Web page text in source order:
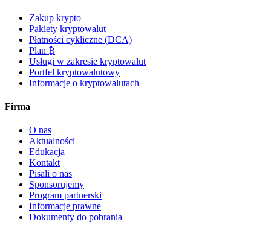
Zakup krypto
Pakiety kryptowalut
Płatności cykliczne (DCA)
Plan ₿
Usługi w zakresie kryptowalut
Portfel kryptowalutowy
Informacje o kryptowalutach
Firma
O nas
Aktualności
Edukacja
Kontakt
Pisali o nas
Sponsorujemy
Program partnerski
Informacje prawne
Dokumenty do pobrania